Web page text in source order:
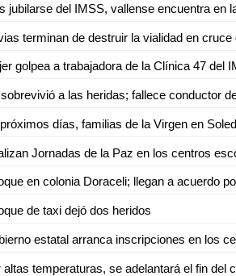
Jornadas de la Paz en los centros
de taxi dejó dos heridos